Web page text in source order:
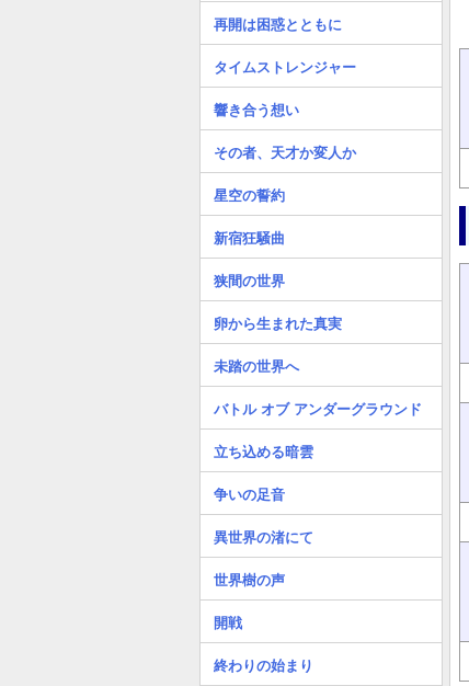
再開は困惑とともに
タイムストレンジャー
響き合う想い
その者、天才か変人か
星空の誓約
新宿狂騒曲
狭間の世界
卵から生まれた真実
未踏の世界へ
バトル オブ アンダーグラウンド
立ち込める暗雲
争いの足音
異世界の渚にて
世界樹の声
開戦
終わりの始まり